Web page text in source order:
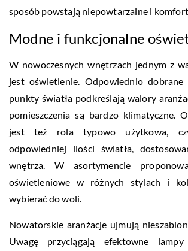
sposób powstają niepowtarzalne i
Modne i funkcjonalne
W nowoczesnych wnętrzach jednym z
jest oświetlenie. Odpowiednio dobrane
punkty światła podkreślają walory
pomieszczenia są bardzo klimatyczne.
jest też rola typowo użytkowa,
odpowiedniej ilości światła,
wnętrza. W asortymencie
oświetleniowe w różnych stylach i
wybierać do woli.
Nowatorskie aranżacje ujmują
Uwagę przyciągają efektowne